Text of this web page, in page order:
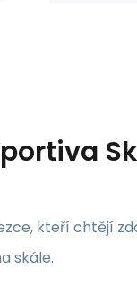
kteří chtějí
skále.